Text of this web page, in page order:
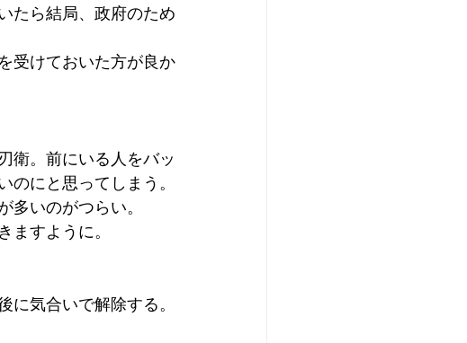
たら結局、政府のため
受けておいた方が良か
衛。前にいる人をバッ
にと思ってしまう。
いのがつらい。
すように。
気合いで解除する。